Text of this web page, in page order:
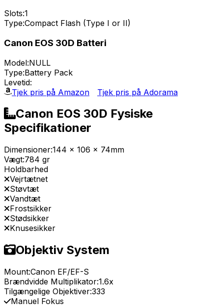
Slots:1
Type:Compact Flash (Type I or II)
Canon EOS 30D Batteri
Model:NULL
Type:Battery Pack
Levetid:
Tjek pris på Amazon
Tjek pris på Adorama
Canon EOS 30D Fysiske
Specifikationer
Dimensioner:144 x 106 x 74mm
Vægt:784 gr
Holdbarhed
Vejrtætnet
Støvtæt
Vandtæt
Frostsikker
Stødsikker
Knusesikker
Objektiv System
Mount:Canon EF/EF-S
Brændvidde Multiplikator:1.6x
Tilgængelige Objektiver:333
Manuel Fokus